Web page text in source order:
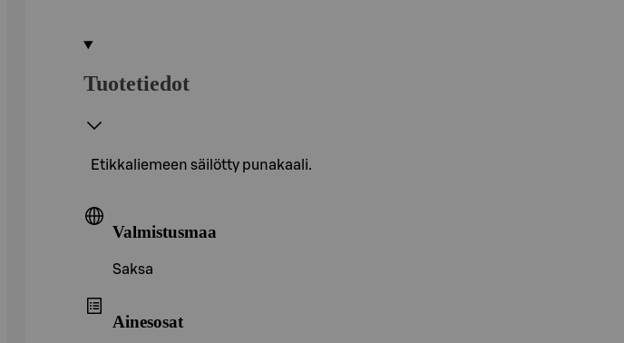
Tuotetiedot
Etikkaliemeen säilötty punakaali.
Valmistusmaa
Saksa
Ainesosat